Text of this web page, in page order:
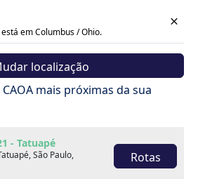
está em Columbus / Ohio.
localização
mais próximas da sua
- Tatuapé
São Paulo,
Rotas
Cotação